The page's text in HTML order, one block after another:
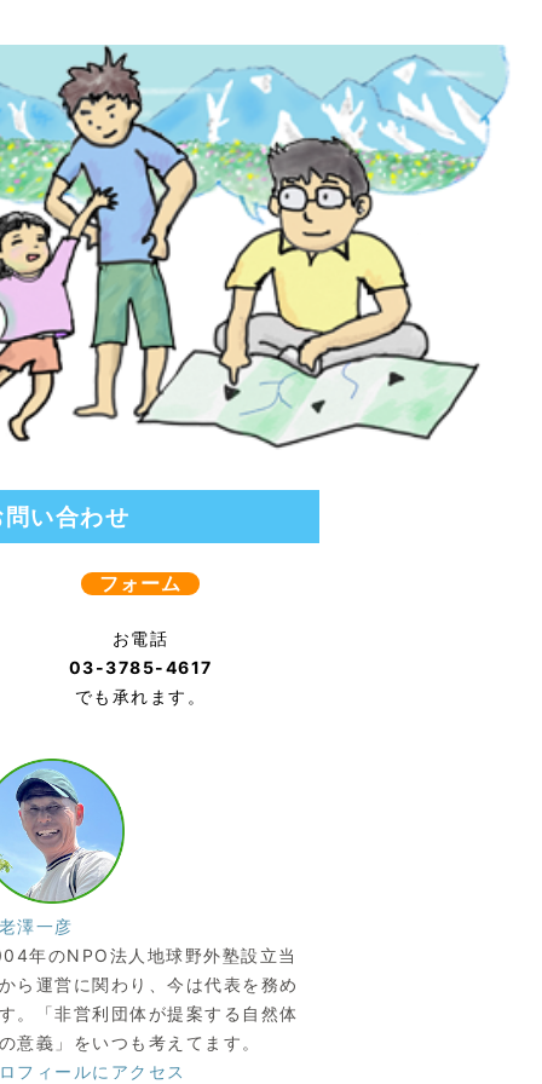
問い合わせ
フォーム
お電話
03-3785-4617
でも承れます。
澤一彦
年のNPO法人地球野外塾設立当
ら運営に関わり、今は代表を務め
。「非営利団体が提案する自然体
意義」をいつも考えてます。
フィールにアクセス